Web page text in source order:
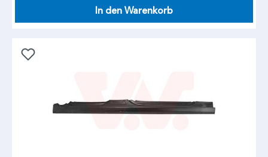
In den Warenkorb